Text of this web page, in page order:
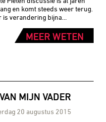
en komt steeds weer terug.
is verandering bijna…
MEER WETEN
MIJN VADER
20 augustus 2015